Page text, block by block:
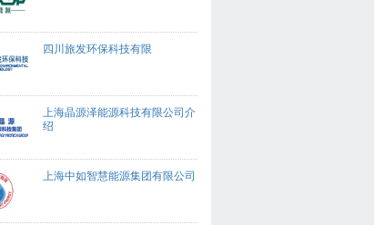
四川旅发环保科技有限
上海晶源泽能源科技有限公司介
绍
上海中如智慧能源集团有限公司